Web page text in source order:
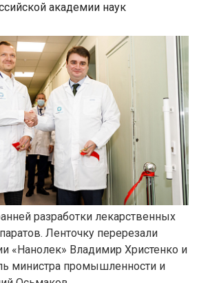
академии наук
разработки лекарственных
Ленточку перерезали
«Нанолек» Владимир Христенко и
министра промышленности и